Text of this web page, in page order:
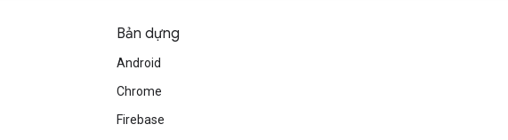
Bản dựng
Android
Chrome
Firebase